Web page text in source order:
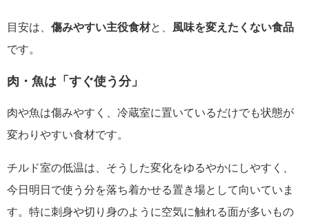
目安は、 傷みやすい主役食材と、 風味を変えたくない食品
です。
肉・魚は「すぐ使う分」
肉や魚は傷みやすく、冷蔵室に置いているだけでも状態が
変わりやすい食材です。
チルド室の低温は、そうした変化をゆるやかにしやすく、
今日明日で使う分を落ち着かせる置き場として向いていま
す。特に刺身や切り身のように空気に触れる面が多いもの